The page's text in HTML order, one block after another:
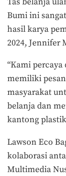
Bumi ini
hasil karya
2024, Jennifer
“Kami
memiliki
masyarakat
belanja dan
kantong
Lawson Eco
kolaborasi
Multimedia